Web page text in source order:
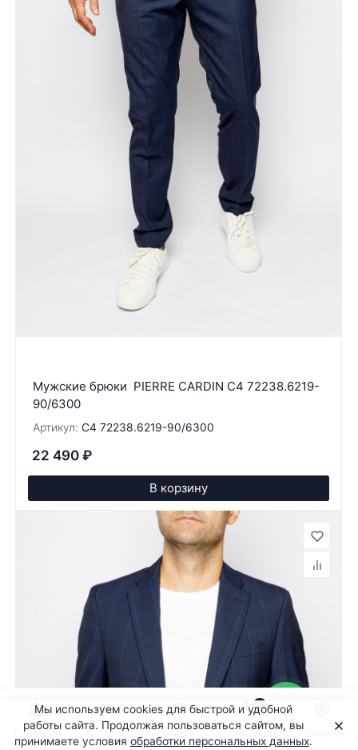
Мужские брюки PIERRE CARDIN C4 72238.6219-
90/6300
Артикул: C4 72238.6219-90/6300
22 490 ₽
В корзину
Мы используем cookies для быстрой и удобной
работы сайта. Продолжая пользоваться сайтом, вы
принимаете условия обработки персональных данных.
Главная Каталог Поиск
0
Корзина Профиль